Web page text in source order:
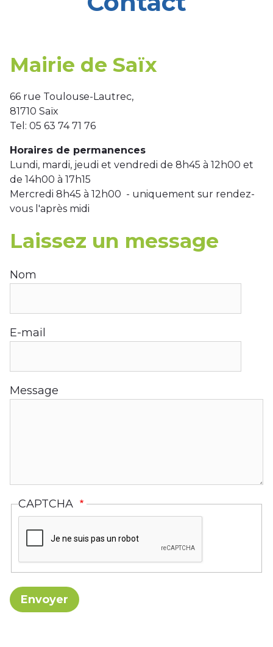
Mairie de Saïx
66 rue Toulouse-Lautrec,
81710 Saïx
Tel: 05 63 74 71 76
Horaires de permanences
Lundi, mardi, jeudi et vendredi de 8h45 à 12h00 et
de 14h00 à 17h15
Mercredi 8h45 à 12h00 - uniquement sur rendez-
vous l'après midi
Laissez un message
Nom
E-mail
Message
CAPTCHA